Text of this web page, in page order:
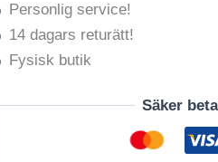
Personlig service!
14 dagars returätt!
Fysisk butik
Säker